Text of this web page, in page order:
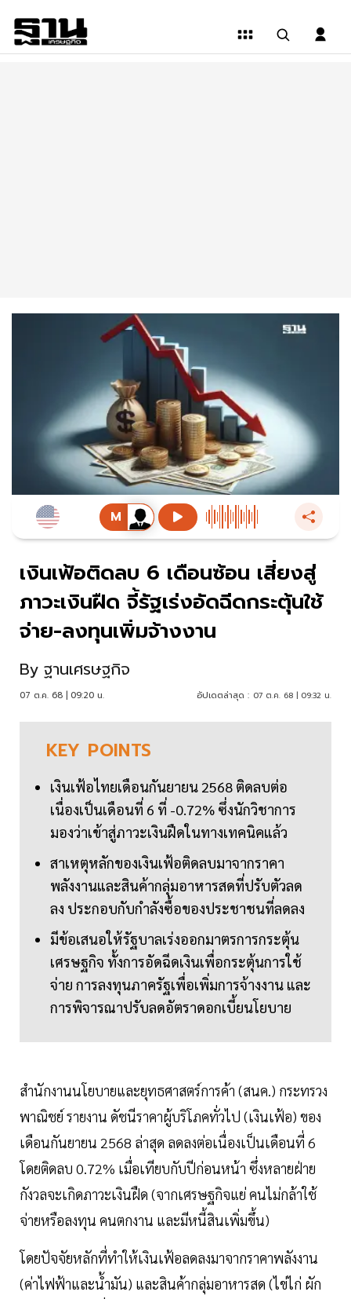
เงินเฟ้อติดลบ 6 เดือนซ้อน เสี่ยงสู่
ภาวะเงินฝืด จี้รัฐเร่งอัดฉีดกระตุ้นใช้
จ่าย-ลงทุนเพิ่มจ้างงาน
By ฐานเศรษฐกิจ
07 ต.ค. 68 | 09:20 น. อัปเดตล่าสุด : 07 ต.ค. 68 | 09:32 น.
KEY POINTS
เงินเฟ้อไทยเดือนกันยายน 2568 ติดลบต่อ
เนื่องเป็นเดือนที่ 6 ที่ -0.72% ซึ่งนักวิชาการ
มองว่าเข้าสู่ภาวะเงินฝืดในทางเทคนิคแล้ว
สาเหตุหลักของเงินเฟ้อติดลบมาจากราคา
พลังงานและสินค้ากลุ่มอาหารสดที่ปรับตัวลด
ลง ประกอบกับกำลังซื้อของประชาชนที่ลดลง
มีข้อเสนอให้รัฐบาลเร่งออกมาตรการกระตุ้น
เศรษฐกิจ ทั้งการอัดฉีดเงินเพื่อกระตุ้นการใช้
จ่าย การลงทุนภาครัฐเพื่อเพิ่มการจ้างงาน และ
การพิจารณาปรับลดอัตราดอกเบี้ยนโยบาย
สำนักงานนโยบายและยุทธศาสตร์การค้า (สนค.) กระทรวง
พาณิชย์ รายงาน ดัชนีราคาผู้บริโภคทั่วไป (เงินเฟ้อ) ของ
เดือนกันยายน 2568 ล่าสุด ลดลงต่อเนื่องเป็นเดือนที่ 6
โดยติดลบ 0.72% เมื่อเทียบกับปีก่อนหน้า ซึ่งหลายฝ่าย
กังวลจะเกิดภาวะเงินฝืด (จากเศรษฐกิจแย่ คนไม่กล้าใช้
จ่ายหรือลงทุน คนตกงาน และมีหนี้สินเพิ่มขึ้น)
โดยปัจจัยหลักที่ทำให้เงินเฟ้อลดลงมาจากราคาพลังงาน
(ค่าไฟฟ้าและน้ำมัน) และสินค้ากลุ่มอาหารสด (ไข่ไก่ ผัก